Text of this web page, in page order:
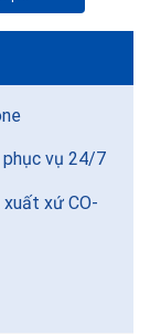
phục vụ 24/7
xứ CO-